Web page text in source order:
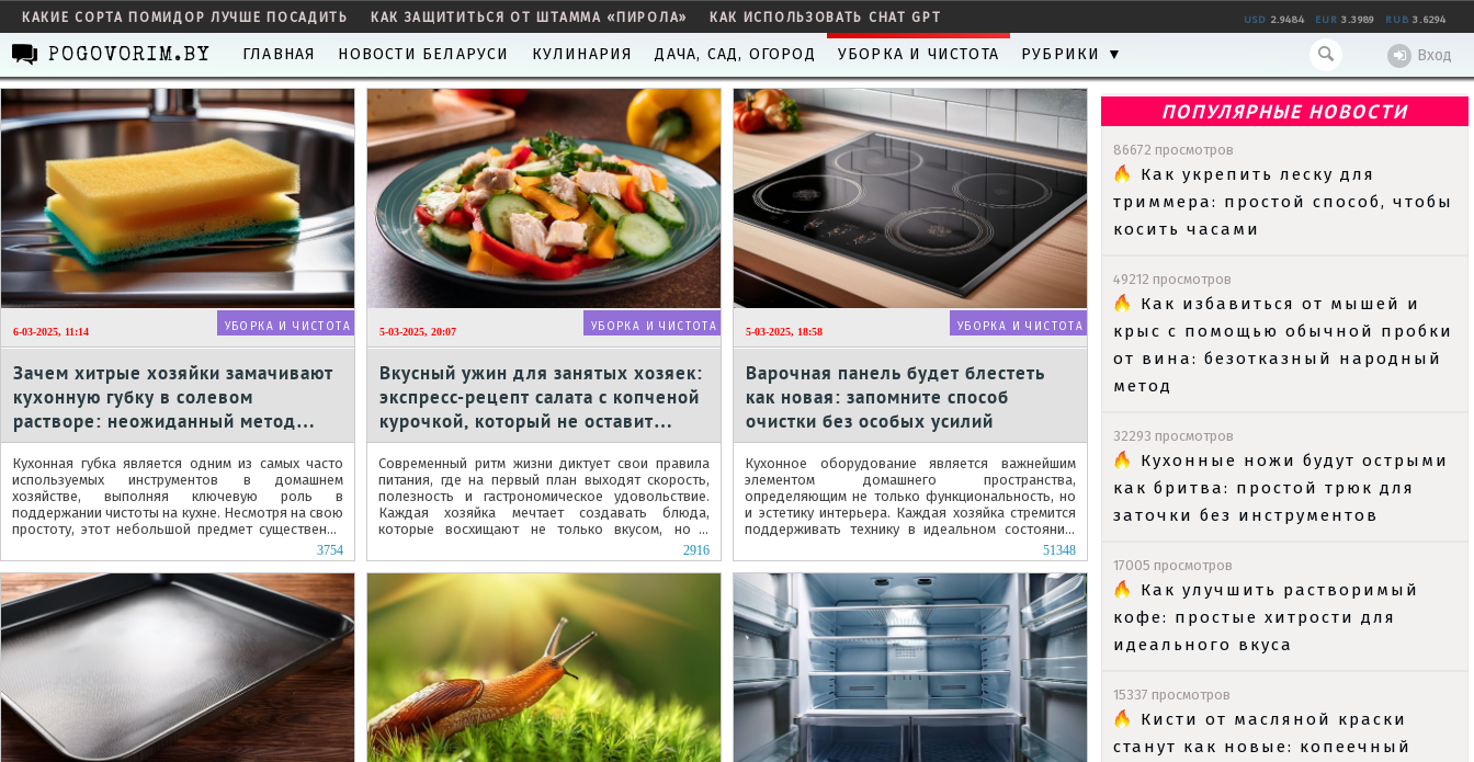
КАКИЕ СОРТА ПОМИДОР ЛУЧШЕ ПОСАДИТЬ КАК ЗАЩИТИТЬСЯ ОТ ШТАММА «ПИРОЛА» КАК ИСПОЛЬЗОВАТЬ CHAT GPT USD 2.9484 EUR 3.3989 RUB 3.6294
Вход
POGOVORIM.BY ГЛАВНАЯ НОВОСТИ БЕЛАРУСИ КУЛИНАРИЯ ДАЧА, САД, ОГОРОД УБОРКА И ЧИСТОТА РУБРИКИ ▼
ПОПУЛЯРНЫЕ НОВОСТИ
86672 просмотров
Как укрепить леску для
триммера: простой способ, чтобы
косить часами
49212 просмотров
Как избавиться от мышей и
крыс с помощью обычной пробки
от вина: безотказный народный
метод
32293 просмотров
Кухонные ножи будут острыми
как бритва: простой трюк для
заточки без инструментов
17005 просмотров
Как улучшить растворимый
кофе: простые хитрости для
идеального вкуса
15337 просмотров
Кисти от масляной краски
станут как новые: копеечный
6-03-2025, 11:14 УБОРКА И ЧИСТОТА
Зачем хитрые хозяйки замачивают
кухонную губку в солевом
растворе: неожиданный метод
экономии и чистоты
Кухонная губка является одним из самых часто
используемых инструментов в домашнем
хозяйстве, выполняя ключевую роль в
поддержании чистоты на кухне. Несмотря на свою
простоту, этот небольшой предмет существенно
3754
5-03-2025, 20:07 УБОРКА И ЧИСТОТА
Вкусный ужин для занятых хозяек:
экспресс-рецепт салата с копченой
курочкой, который не оставит
равнодушным
Современный ритм жизни диктует свои правила
питания, где на первый план выходят скорость,
полезность и гастрономическое удовольствие.
Каждая хозяйка мечтает создавать блюда,
которые восхищают не только вкусом, но и
2916
5-03-2025, 18:58 УБОРКА И ЧИСТОТА
Варочная панель будет блестеть
как новая: запомните способ
очистки без особых усилий
Кухонное оборудование является важнейшим
элементом домашнего пространства,
определяющим не только функциональность, но
и эстетику интерьера. Каждая хозяйка стремится
поддерживать технику в идеальном состоянии,
51348